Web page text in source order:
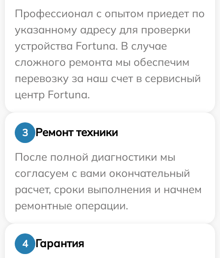
Профессионал с опытом приедет по
указанному адресу для проверки
устройства Fortuna. В случае
сложного ремонта мы обеспечим
перевозку за наш счет в сервисный
центр Fortuna.
3
Ремонт техники
После полной диагностики мы
согласуем с вами окончательный
расчет, сроки выполнения и начнем
ремонтные операции.
4 Гарантия